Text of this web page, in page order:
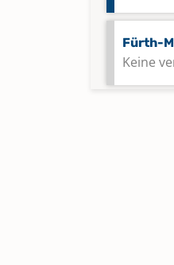
Fürth-
Keine